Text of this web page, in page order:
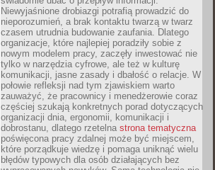
Niewyjaśnione drobiazgi potrafią prowadzić do
nieporozumień, a brak kontaktu twarzą w twarz
czasem utrudnia budowanie zaufania. Dlatego
organizacje, które najlepiej poradziły sobie z
nowym modelem pracy, zaczęły inwestować nie
tylko w narzędzia cyfrowe, ale też w kulturę
komunikacji, jasne zasady i dbałość o relacje. W
połowie refleksji nad tym zjawiskiem warto
zauważyć, że pracownicy i menedżerowie coraz
częściej szukają konkretnych porad dotyczących
organizacji dnia, ergonomii, komunikacji i
dobrostanu, dlatego rzetelna strona tematyczna
poświęcona pracy zdalnej może być miejscem,
które porządkuje wiedzę i pomaga uniknąć wielu
błędów typowych dla osób działających bez